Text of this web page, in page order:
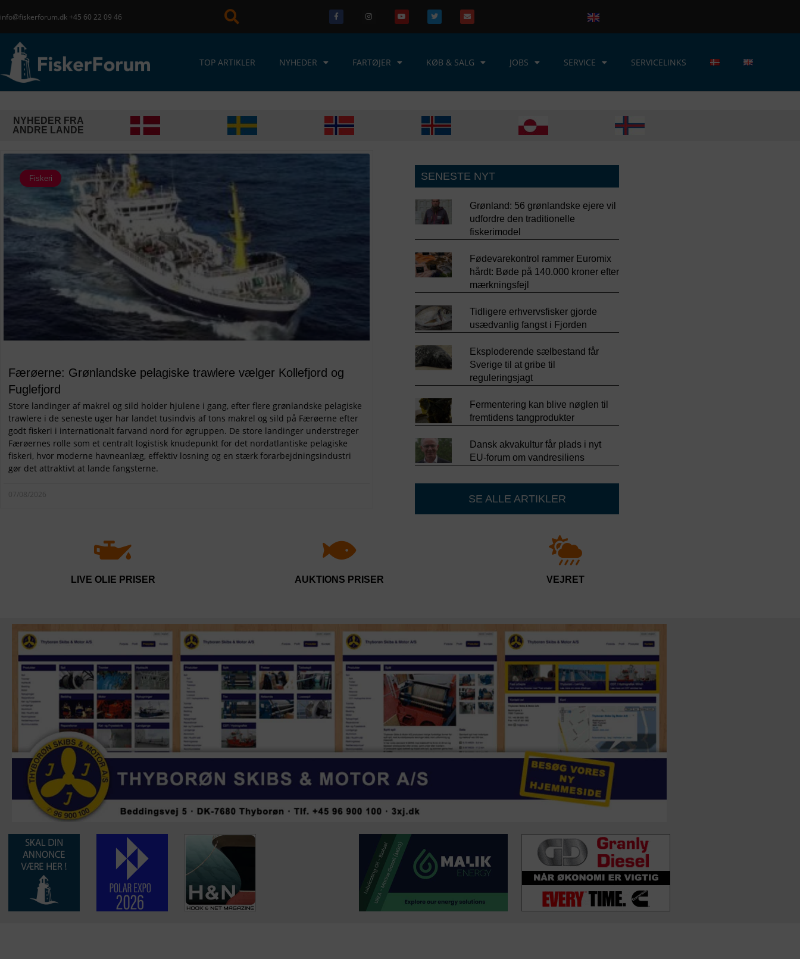
info@fiskerforum.dk +45 60 22 09 46
TOP ARTIKLER NYHEDER FARTØJER KØB & SALG JOBS SERVICE SERVICELINKS
NYHEDER FRA
ANDRE LANDE
Fiskeri
Færøerne: Grønlandske pelagiske trawlere vælger Kollefjord og
Fuglefjord
Store landinger af makrel og sild holder hjulene i gang, efter flere grønlandske pelagiske
trawlere i de seneste uger har landet tusindvis af tons makrel og sild på Færøerne efter
godt fiskeri i internationalt farvand nord for øgruppen. De store landinger understreger
Færøernes rolle som et centralt logistisk knudepunkt for det nordatlantiske pelagiske
fiskeri, hvor moderne havneanlæg, effektiv losning og en stærk forarbejdningsindustri
gør det attraktivt at lande fangsterne.
07/08/2026
SENESTE NYT
Grønland: 56 grønlandske ejere vil
udfordre den traditionelle
fiskerimodel
Fødevarekontrol rammer Euromix
hårdt: Bøde på 140.000 kroner efter
mærkningsfejl
Tidligere erhvervsfisker gjorde
usædvanlig fangst i Fjorden
Eksploderende sælbestand får
Sverige til at gribe til
reguleringsjagt
Fermentering kan blive nøglen til
fremtidens tangprodukter
Dansk akvakultur får plads i nyt
EU-forum om vandresiliens
SE ALLE ARTIKLER
LIVE OLIE PRISER AUKTIONS PRISER VEJRET